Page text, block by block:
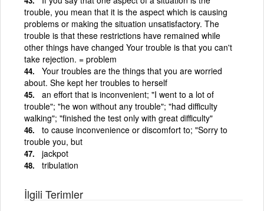
trouble, you mean that it is the aspect which is causing
problems or making the situation unsatisfactory. The
trouble is that these restrictions have remained while
other things have changed Your trouble is that you can't
take rejection. = problem
Your troubles are the things that you are worried
about. She kept her troubles to herself
an effort that is inconvenient; "I went to a lot of
trouble"; "he won without any trouble"; "had difficulty
walking"; "finished the test only with great difficulty"
to cause inconvenience or discomfort to; "Sorry to
trouble you, but
jackpot
tribulation
İlgili Terimler